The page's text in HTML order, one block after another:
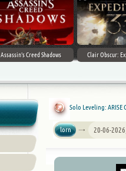
Assassin's Creed Shadows Clair Obscur:
Solo Leveling: ARISE
lorn 20-06-